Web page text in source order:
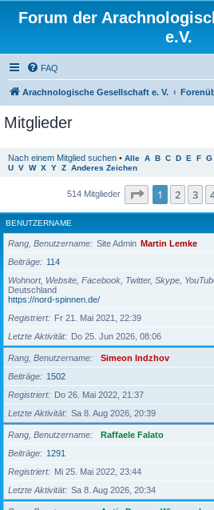
Forum der
e.V.
FAQ
Arachnologische Gesellschaft e. V.
Mitglieder
Nach einem Mitglied suchen • Alle A B C D E F G
U V W X Y Z Anderes Zeichen
514 Mitglieder Seite 1von 21
1 2 3
BENUTZERNAME
Rang, Benutzername Site Admin Martin Lemke
Beiträge
114
Wohnort, Website, Facebook, Twitter, Skype,
Deutschland
https://nord-spinnen.de/
Registriert
Fr 21. Mai 2021, 22:39
Letzte Aktivität
Do 25. Jun 2026, 08:06
Rang, Benutzername
Simeon Indzhov
Beiträge
1502
Registriert
Do 26. Mai 2022, 21:37
Letzte Aktivität
Sa 8. Aug 2026, 20:39
Rang, Benutzername
Raffaele Falato
Beiträge
1291
Registriert
Mi 25. Mai 2022, 23:44
Letzte Aktivität
Sa 8. Aug 2026, 20:34